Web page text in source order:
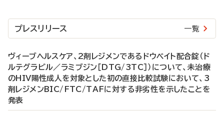
プレスリリース 一覧
ヴィーブヘルスケア、2剤レジメンであるドウベイト配合錠（ド
ルテグラビル／ラミブジン［DTG/3TC］）について、未治療
のHIV陽性成人を対象とした初の直接比較試験において、3
剤レジメンBIC/FTC/TAFに対する非劣性を示したことを
発表